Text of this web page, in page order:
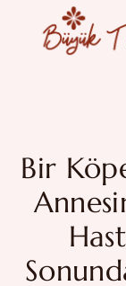
Bir